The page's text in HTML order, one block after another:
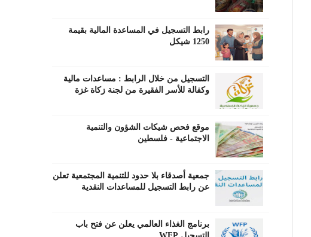
رابط التسجيل في المساعدة المالية بقيمة
1250 شيكل
التسجيل من خلال الرابط : مساعدات مالية
وكفالة للأسر الفقيرة من لجنة زكاة غزة
موقع فحص شيكات الشؤون والتنمية
الاجتماعية - فلسطين
جمعية أصدقاء بلا حدود للتنمية المجتمعية تعلن
عن رابط التسجيل للمساعدات النقدية
برنامج الغذاء العالمي يعلن عن فتح باب